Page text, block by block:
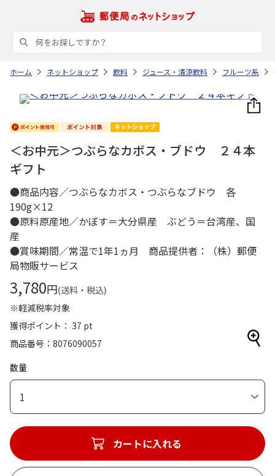
ホーム ネットショップ 飲料 ジュース・清涼飲料 フルーツ系
＜お中元＞つぶらなカボス・ブドウ ２４本
ギフト
●商品内容／つぶらなカボス・つぶらなブドウ 各
190g×12
●原料原産地／かぼす＝大分県産 ぶどう＝台湾産、国
産
●賞味期間／常温で1年1ヵ月 商品提供者：（株）郵便
局物販サービス
3,780円(送料・税込)
※軽減税率対象
獲得ポイント： 37 pt
商品番号
8076090057
数量
1
カートに入れる